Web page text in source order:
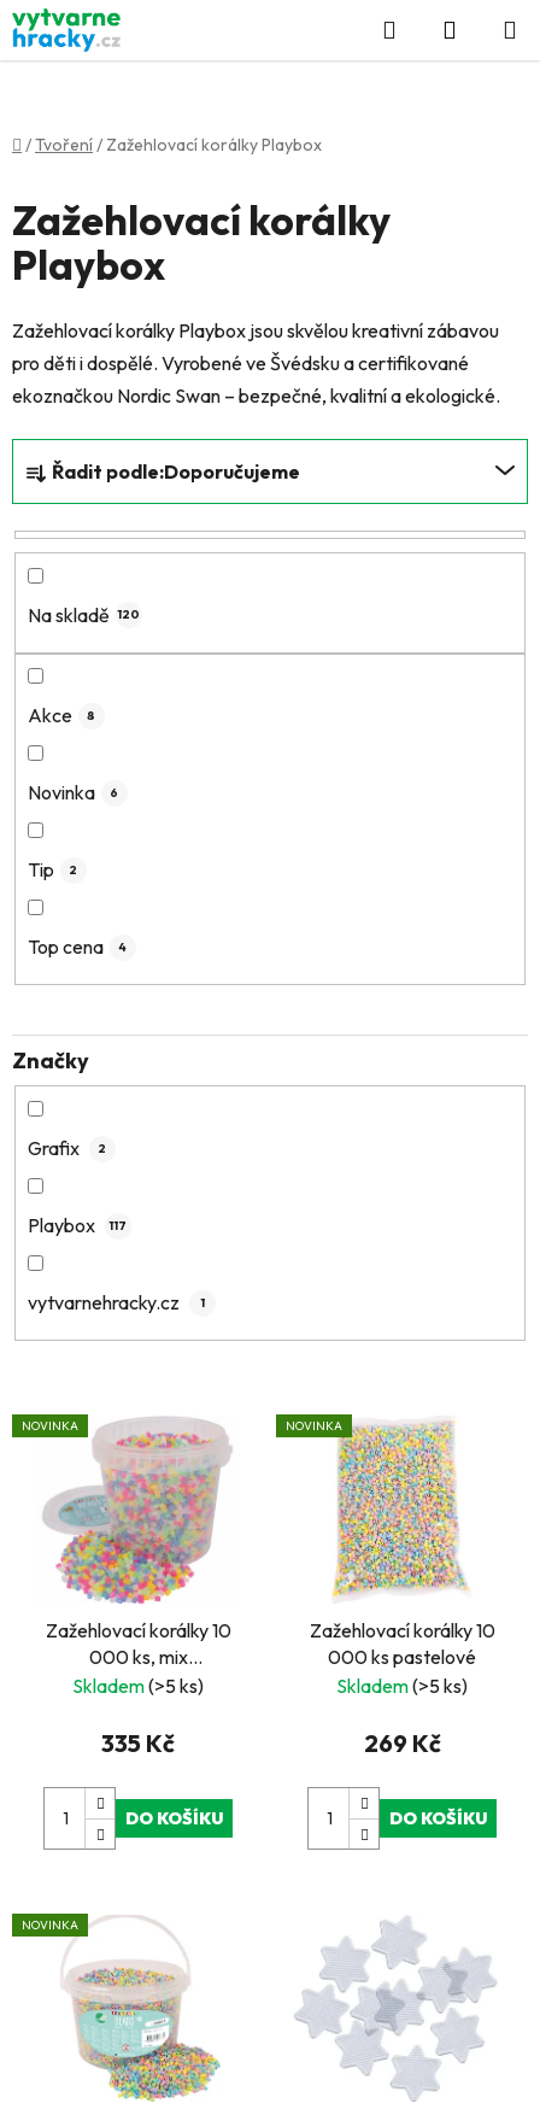
Přejít
na
obsah
Hledat
KOŠÍK
Domů
/Tvoření/ Zažehlovací korálky Playbox
Zažehlovací korálky
Playbox
Zažehlovací korálky Playbox jsou skvělou kreativní zábavou
pro děti i dospělé. Vyrobené ve Švédsku a certifikované
ekoznačkou Nordic Swan – bezpečné, kvalitní a ekologické.
a
z
e
Řadit podle:Doporučujeme
Na skladě 120
Akce 8
Novinka 6
Tip 2
Top cena 4
Značky
Grafix 2
Playbox 117
vytvarnehracky.cz 1
V
ý
NOVINKA
Zažehlovací korálky 10
000 ks, mix
transparentní barvy
Skladem(>5 ks)
335 Kč
DO KOŠÍKU
NOVINKA
Zažehlovací korálky 10
000 ks pastelové
Skladem(>5 ks)
269 Kč
DO KOŠÍKU
NOVINKA